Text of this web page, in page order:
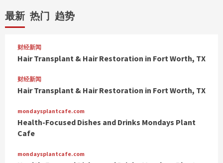
最新 热门 趋势
财经新闻
Hair Transplant & Hair Restoration in Fort Worth, TX
财经新闻
Hair Transplant & Hair Restoration in Fort Worth, TX
mondaysplantcafe.com
Health-Focused Dishes and Drinks Mondays Plant
Cafe
mondaysplantcafe.com